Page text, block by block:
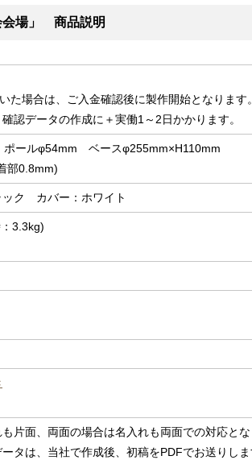
会場」 商品説明
場合は、ご入金確認後に製作開始となります。
認データの作成に＋実働1～2日かかります。
ールφ54mm ベースφ255mm×H110mm
部0.8mm)
ク カバー：ホワイト
3.3kg)
片面、両面の場合は名入れも両面での対応とな
タは、当社で作成後、初稿をPDFでお送りし